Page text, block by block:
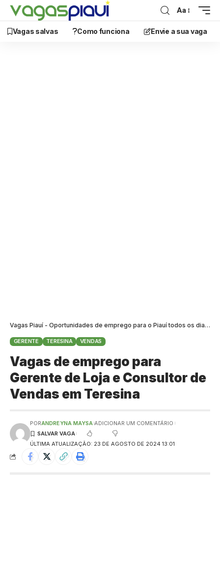
Aa
Vagas salvas Como funciona Envie a sua vaga
Vagas Piauí - Oportunidades de emprego para o Piauí todos os dias>
GERENTE TERESINA VENDAS
Vagas de emprego para
Gerente de Loja e Consultor de
Vendas em Teresina
ÚLTIMA ATUALIZAÇÃO: 23 DE AGOSTO DE 2024 13:01
PORANDREYNA MAYSA ADICIONAR UM COMENTÁRIO